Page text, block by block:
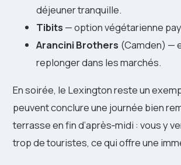
déjeuner tranquille.
Tibits — option végétarienne
Arancini Brothers (Camden) —
replonger dans les marchés.
En soirée, le Lexington reste un
peuvent conclure une journée bien
terrasse en fin d’après‑midi : vous y
trop de touristes, ce qui offre une